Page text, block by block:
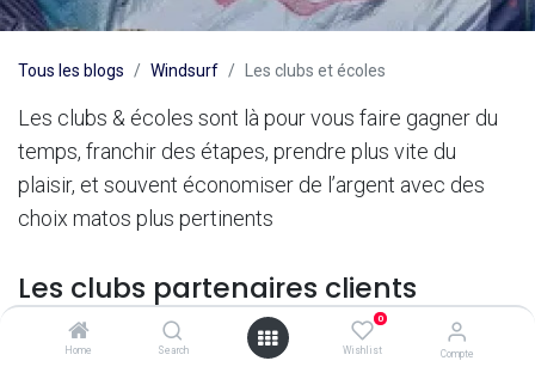
Home Search
0
Wishlist Compte
Tous les blogs Windsurf Les clubs et écoles
Les clubs & écoles sont là pour vous faire gagner du
temps, franchir des étapes, prendre plus vite du
plaisir, et souvent économiser de l’argent avec des
choix matos plus pertinents
Les clubs partenaires clients
GlissAttitude